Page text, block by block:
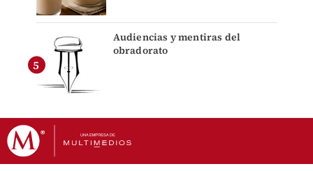
Audiencias y mentiras del
obradorato